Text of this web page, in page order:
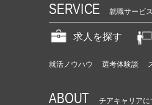
SERVICE 就職サービス
求人を探す
就活ノウハウ 選考体験談
ABOUT チアキャリアに